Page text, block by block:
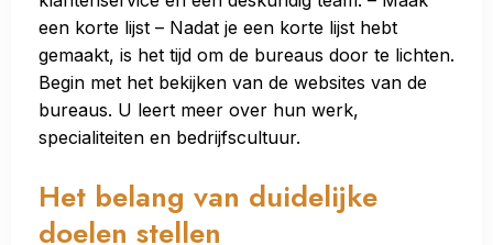
een korte lijst – Nadat je een korte lijst hebt
gemaakt, is het tijd om de bureaus door te lichten.
Begin met het bekijken van de websites van de
bureaus. U leert meer over hun werk,
specialiteiten en bedrijfscultuur.
Het belang van duidelijke
doelen stellen